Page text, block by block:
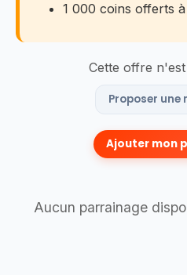
1 000 coins offerts
Cette offre
Proposer une
Ajouter mon
Aucun parrainage